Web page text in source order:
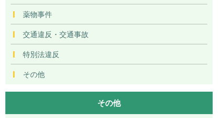
薬物事件
交通違反・交通事故
特別法違反
その他
その他